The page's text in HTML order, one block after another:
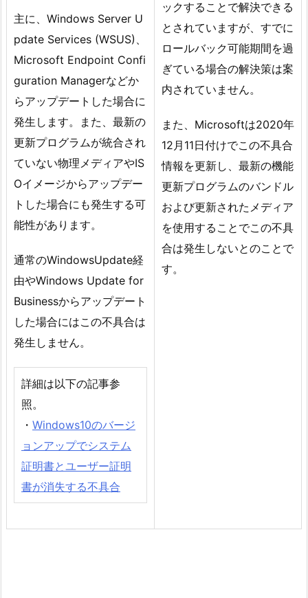
主に、Windows Server U
pdate Services (WSUS)、
Microsoft Endpoint Confi
guration Managerなどか
らアップデートした場合に
発生します。また、最新の
更新プログラムが統合され
ていない物理メディアやIS
Oイメージからアップデー
トした場合にも発生する可
能性があります。
通常のWindowsUpdate経
由やWindows Update for
Businessからアップデート
した場合にはこの不具合は
発生しません。
詳細は以下の記事参
照。
・ Windows10のバージ
ョンアップでシステム
証明書とユーザー証明
書が消失する不具合
ックすることで解決できる
とされていますが、すでに
ロールバック可能期間を過
ぎている場合の解決策は案
内されていません。
また、Microsoftは2020年
12月11日付けでこの不具合
情報を更新し、最新の機能
更新プログラムのバンドル
および更新されたメディア
を使用することでこの不具
合は発生しないとのことで
す。